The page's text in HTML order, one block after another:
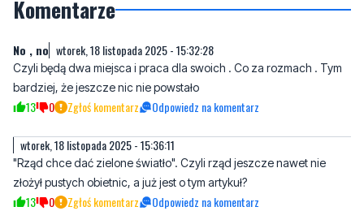
Czyli będą dwa miejsca i praca dla swoich . Co za rozmach . Tym
0 Zgłoś komentarz Odpowiedz na komentarz
wtorek, 18 listopada 2025 - 15:36:11
"Rząd chce dać zielone światło". Czyli rząd jeszcze nawet nie
13 0 Zgłoś komentarz Odpowiedz na komentarz
Biznes wtorek, 18 listopada 2025 - 19:34:56
Polskie Elektrownie Jądrowe zatrudniają 500 osób Warszawie i nie